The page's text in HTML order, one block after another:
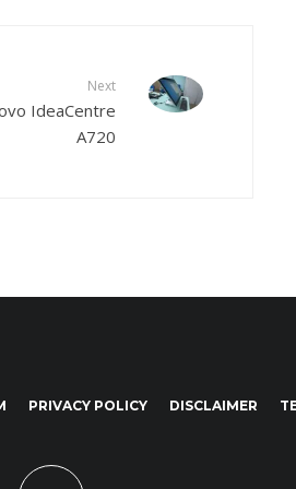
Next
IdeaCentre
A720
PRIVACY POLICY DISCLAIMER